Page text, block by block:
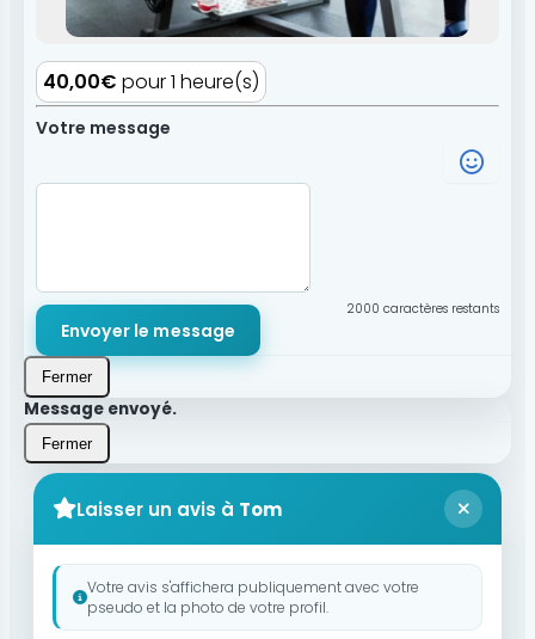
40,00€ pour 1 heure(s)
Votre message
2000 caractères restants
Envoyer le message
Fermer
Message envoyé.
Fermer
Laisser un avis à Tom
Votre avis s'affichera publiquement avec votre
pseudo et la photo de votre profil.